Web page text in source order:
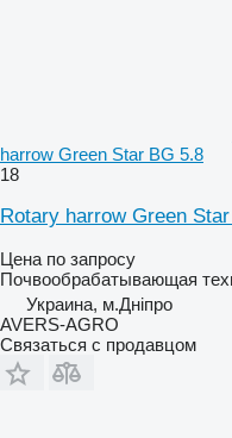
harrow Green Star BG 5.8
18
Rotary harrow Green
Цена по запросу
Почвообрабатывающая
Украина, м.Дніпро
AVERS-AGRO
Связаться с продавцом